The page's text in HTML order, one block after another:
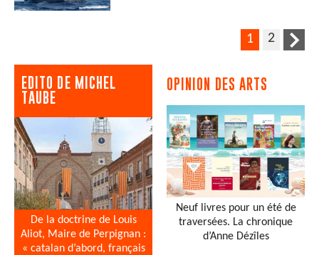
1 2
EDITO DE MICHEL
TAUBE
De la doctrine de Louis
Aliot, Maire de Perpignan :
« catalan d’abord, français
OPINION DES ARTS
Neuf livres pour un été de
traversées. La chronique
d’Anne Dézîles